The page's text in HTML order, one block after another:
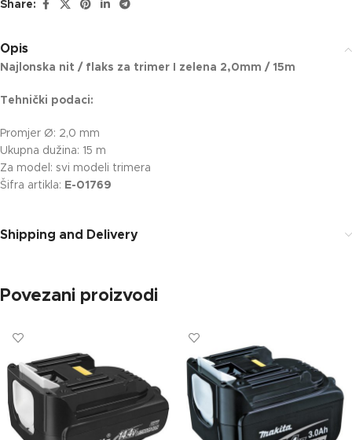
Share:
Opis
Najlonska nit / flaks za trimer I zelena 2,0mm / 15m
Tehnički podaci:
Promjer Ø: 2,0 mm
Ukupna dužina: 15 m
Za model: svi modeli trimera
Šifra artikla: E-01769
Shipping and Delivery
Povezani proizvodi